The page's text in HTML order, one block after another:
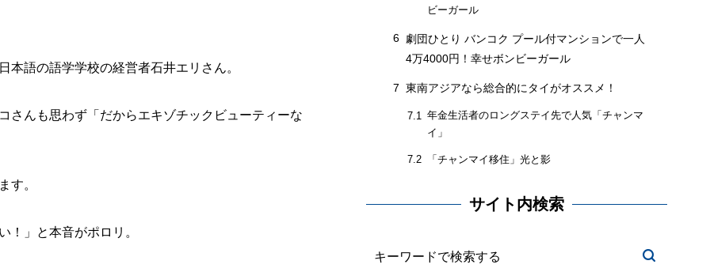
語の語学学校の経営者石井エリさん。
さんも思わず「だからエキゾチックビューティーな
す。
！」と本音がポロリ。
ビーガール
6 劇団ひとり バンコク プール付マンションで一人
4万4000円！幸せボンビーガール
7 東南アジアなら総合的にタイがオススメ！
7.1 年金生活者のロングステイ先で人気「チャンマ
イ」
7.2 「チャンマイ移住」光と影
サイト内検索